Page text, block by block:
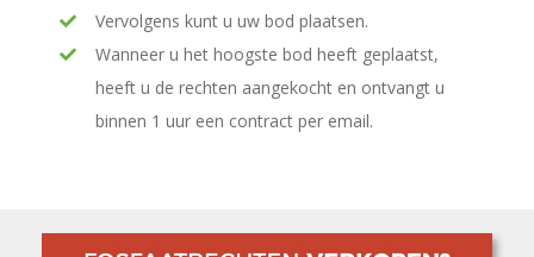
Vervolgens kunt u uw bod plaatsen.
Wanneer u het hoogste bod heeft geplaatst,
heeft u de rechten aangekocht en ontvangt u
binnen 1 uur een contract per email.